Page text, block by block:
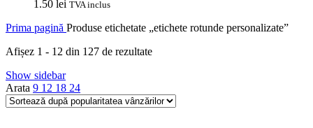
1.50 lei TVA inclus
Prima pagină Produse etichetate „etichete rotunde personalizate”
Afișez 1 - 12 din 127 de rezultateSortat
Show sidebar
Arata 9 12 18 24